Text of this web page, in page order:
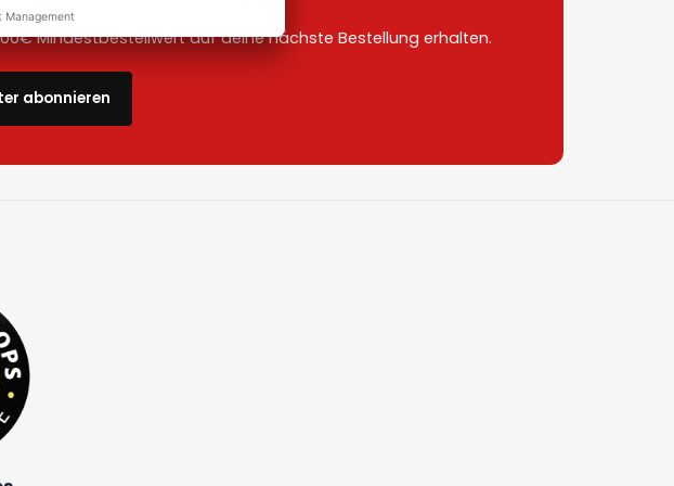
Mindestbestellwert auf deine nächste Bestellung erhalten.
abonnieren